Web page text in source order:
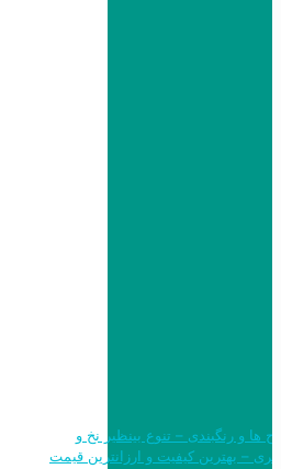
طرح ها و رنگبندی – تنوع بینظیر نخ و